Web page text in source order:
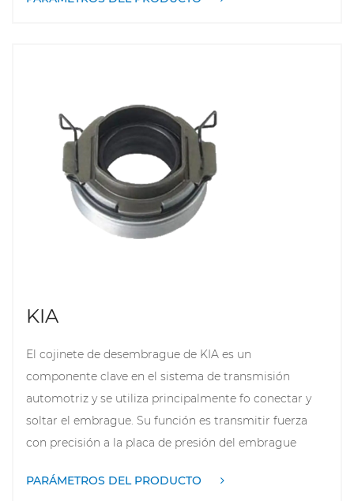
energía cuando el conductor presiona el pedal del
temperaturas y a la corrosión, lo que garantiza su
confiabilidad y durabilidad en entornos de trabajo
hostiles. Además, el diseño de los rodamientos de
ISUZU se centra en el control del ruido y la reducción
de la vibración, mejorando así la comodidad de
conducción y el rendimiento general del vehículo.
KIA
El cojinete de desembrague de KIA es un
componente clave en el sistema de transmisión
automotriz y se utiliza principalmente fo conectar y
soltar el embrague. Su función es transmitir fuerza
con precisión a la placa de presión del embrague
asegurando que el embrague se pueda desacoplar
PARÁMETROS DEL PRODUCTO